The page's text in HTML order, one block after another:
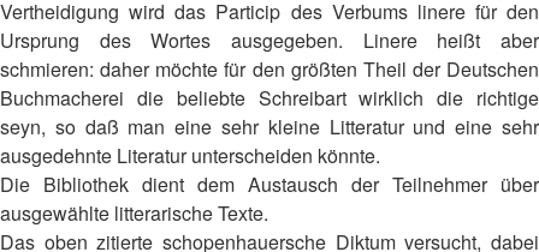
Vertheidigung wird das Particip des Verbums linere für den
Ursprung des Wortes ausgegeben. Linere heißt aber
schmieren: daher möchte für den größten Theil der Deutschen
Buchmacherei die beliebte Schreibart wirklich die richtige
seyn, so daß man eine sehr kleine Litteratur und eine sehr
ausgedehnte Literatur unterscheiden könnte.
Die Bibliothek dient dem Austausch der Teilnehmer über
ausgewählte litterarische Texte.
Das oben zitierte schopenhauersche Diktum versucht, dabei